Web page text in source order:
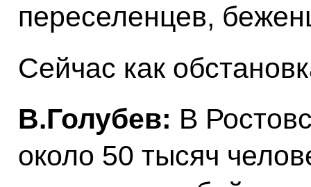
переселенцев,
Сейчас как
В.Голубев: В
около 50 тысяч